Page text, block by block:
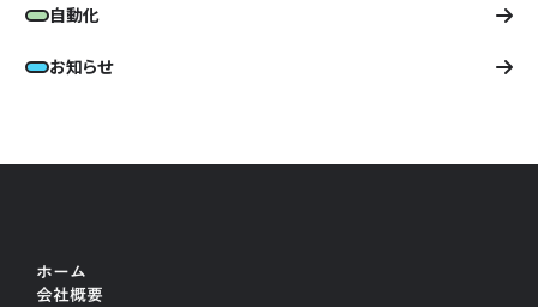
自動化
お知らせ
ホーム
会社概要